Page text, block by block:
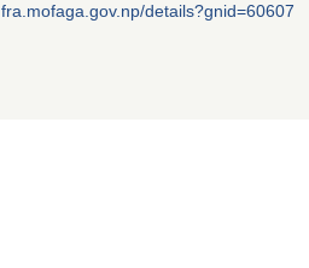
fra.mofaga.gov.np/details?gnid=60607